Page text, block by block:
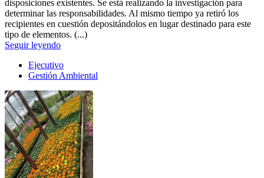
disposiciones existentes. Se está realizando la investigación para
determinar las responsabilidades. Al mismo tiempo ya retiró los
recipientes en cuestión depositándolos en lugar destinado para este
tipo de elementos. (...)
Seguir leyendo
Ejecutivo
Gestión Ambiental